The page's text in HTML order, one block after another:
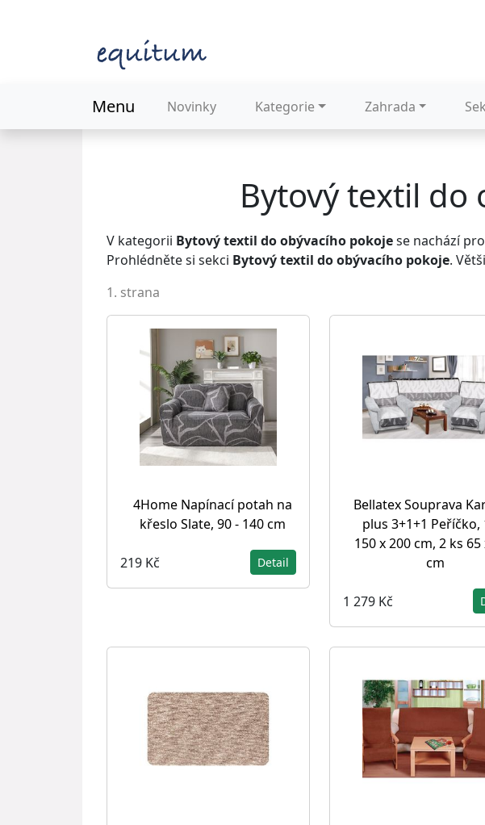
Menu Novinky Kategorie Zahrada
Bytový textil do
V kategorii Bytový textil do obývacího pokojese nachází
Prohlédněte si sekci Bytový textil do obývacího pokoje.
1. strana
4Home Napínací potah na
křeslo Slate, 90 - 140 cm
219 Kč Detail
Bellatex Souprava
plus 3+1+1 Peříčko,
150 x 200 cm, 2 ks 65
cm
1 279 Kč